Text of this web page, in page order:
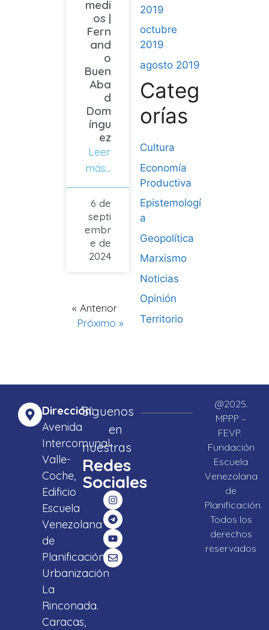
2019
octubre
2019
agosto 2019
Categ
orías
Cultura
Economía
Productiva
Epistemologí
a
Geopolítica
Marxismo
Noticias
Opinión
Territorio
medi
os |
Fern
and
o
Buen
Aba
d
Dom
íngu
ez
Leer
más...
6 de
septi
embr
e de
2024
« Anterior
Próximo »
Dirección:
Avenida
Intercomunal
Valle-
Coche,
Edificio
Escuela
Venezolana
de
Planificación,
Urbanización
La
Rinconada.
Caracas,
Síguenos
en
nuestras
Redes
Sociales
@2025.
MPPP –
FEVP.
Fundación
Escuela
Venezolana
de
Planificación.
Todos los
derechos
reservados